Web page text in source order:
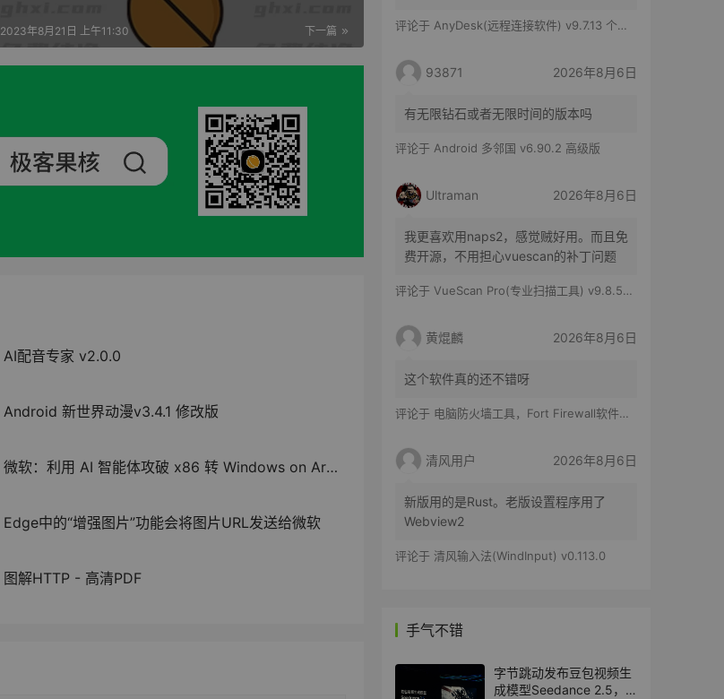
下一篇
2023年8月21日 上午11:30
AI配音专家 v2.0.0
Android 新世界动漫v3.4.1 修改版
微软：利用 AI 智能体攻破 x86 转 Windows on Arm 原生适配难点
Edge中的“增强图片”功能会将图片URL发送给微软
图解HTTP - 高清PDF
评论于 AnyDesk(远程连接软件) v9.7.13 个人版
93871 2026年8月6日
有无限钻石或者无限时间的版本吗
评论于 Android 多邻国 v6.90.2 高级版
Ultraman 2026年8月6日
我更喜欢用naps2，感觉贼好用。而且免
费开源，不用担心vuescan的补丁问题
评论于 VueScan Pro(专业扫描工具) v9.8.56.11 修改版
黄焜麟 2026年8月6日
这个软件真的还不错呀
评论于 电脑防火墙工具，Fort Firewall软件体验
清风用户 2026年8月6日
新版用的是Rust。老版设置程序用了
Webview2
评论于 清风输入法(WindInput) v0.113.0
手气不错
字节跳动发布豆包视频生
成模型Seedance 2.5，